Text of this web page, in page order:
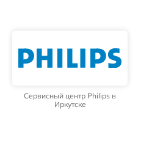
Сервисный центр Philips в
Иркутске